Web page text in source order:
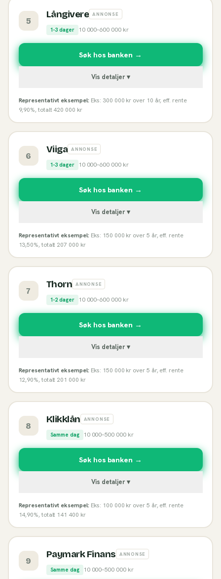
5
Långivere ANNONSE
1-3 dager 10 000–600 000kr
Søk hos banken →
Vis detaljer ▾
Representativt eksempel: Eks: 300 000 kr over 10 år, eff. rente
9,90%, totalt 420 000 kr
6
Viiga ANNONSE
1-3 dager 10 000–600 000kr
Søk hos banken →
Vis detaljer ▾
Representativt eksempel: Eks: 150 000 kr over 5 år, eff. rente
13,50%, totalt 207 000 kr
7
Thorn ANNONSE
1-2 dager 10 000–600 000kr
Søk hos banken →
Vis detaljer ▾
Representativt eksempel: Eks: 150 000 kr over 5 år, eff. rente
12,90%, totalt 201 000 kr
8
Klikklån ANNONSE
Samme dag 10 000–500 000kr
Søk hos banken →
Vis detaljer ▾
Representativt eksempel: Eks: 100 000 kr over 5 år, eff. rente
14,90%, totalt 141 400 kr
9
Paymark Finans ANNONSE
Samme dag 10 000–500 000kr